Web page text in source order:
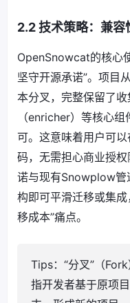
2.2 技术策略：兼
OpenSnowcat的核心
坚守开源承诺”。项目
本分叉，完整保留了
（enricher）等核心
可。这意味着用户可
码，无需担心商业授
诺与现有Snowplow管
构即可平滑迁移或集
移成本”痛点。
Tips：“分叉”（
指开发者基于原项